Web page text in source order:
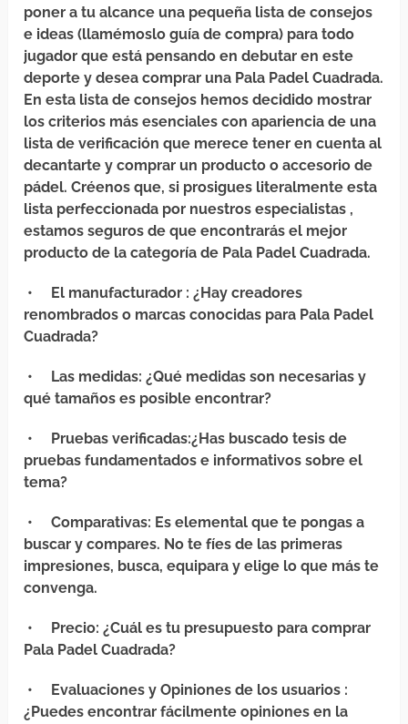
poner a tu alcance una pequeña lista de consejos
e ideas (llamémoslo guía de compra) para todo
jugador que está pensando en debutar en este
deporte y desea comprar una Pala Padel Cuadrada.
En esta lista de consejos hemos decidido mostrar
los criterios más esenciales con apariencia de una
lista de verificación que merece tener en cuenta al
decantarte y comprar un producto o accesorio de
pádel. Créenos que, si prosigues literalmente esta
lista perfeccionada por nuestros especialistas ,
estamos seguros de que encontrarás el mejor
producto de la categoría de Pala Padel Cuadrada.
• El manufacturador : ¿Hay creadores
renombrados o marcas conocidas para Pala Padel
Cuadrada?
• Las medidas: ¿Qué medidas son necesarias y
qué tamaños es posible encontrar?
• Pruebas verificadas:¿Has buscado tesis de
pruebas fundamentados e informativos sobre el
tema?
•Comparativas: Es elemental que te pongas a
buscar y compares. No te fíes de las primeras
impresiones, busca, equipara y elige lo que más te
convenga.
• Precio: ¿Cuál es tu presupuesto para comprar
Pala Padel Cuadrada?
• Evaluaciones y Opiniones de los usuarios :
¿Puedes encontrar fácilmente opiniones en la